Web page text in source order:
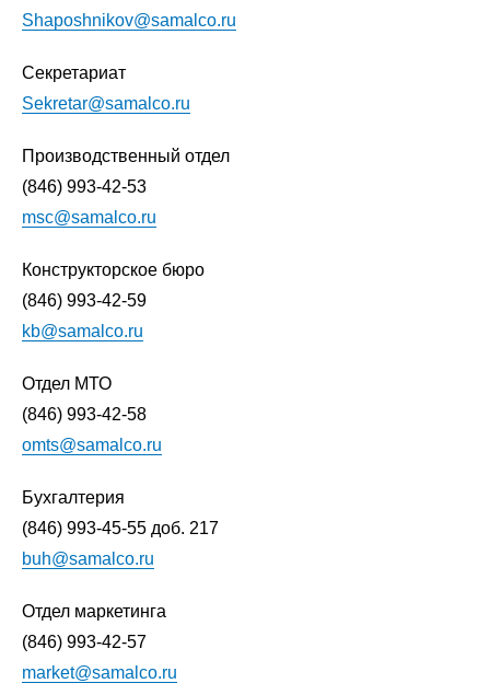
Shaposhnikov@samalco.ru
Секретариат
Sekretar@samalco.ru
Производственный отдел
(846) 993-42-53
msc@samalco.ru
Конструкторское бюро
(846) 993-42-59
kb@samalco.ru
Отдел МТО
(846) 993-42-58
omts@samalco.ru
Бухгалтерия
(846) 993-45-55 доб. 217
buh@samalco.ru
Отдел маркетинга
(846) 993-42-57
market@samalco.ru